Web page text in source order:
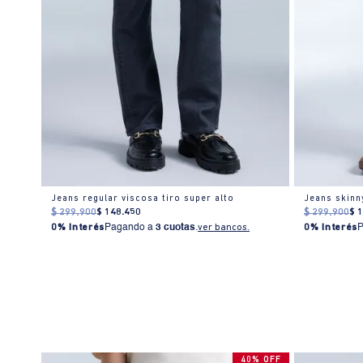
Jeans regular viscosa tiro super alto
$ 299.900$ 148.450
0% Interés Pagando a3 cuotas.ver bancos.
$ 299.900$
0% Interés
40% OFF